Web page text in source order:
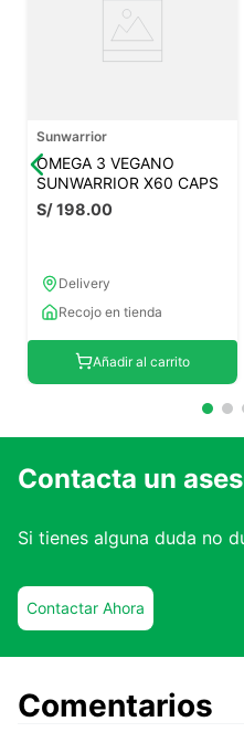
Sunwarrior
OMEGA 3 VEGANO
SUNWARRIOR X60 CAPS
S/198.00
Delivery
Recojo en tienda
Añadir al carrito
Contacta un
Si tienes alguna duda no
Contactar Ahora
Comentarios